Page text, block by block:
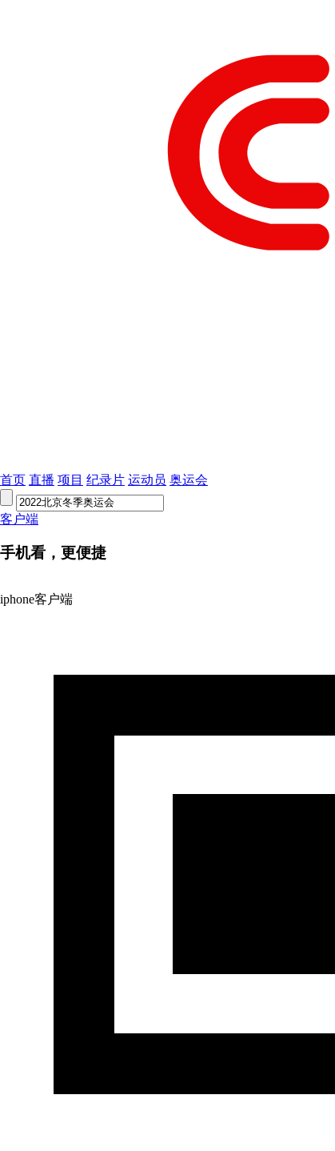
首页 直播 项目 纪录片 运动员 奥运会
客户端
手机看，更便捷
iphone客户端